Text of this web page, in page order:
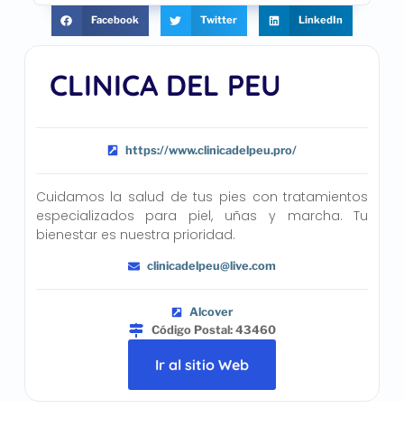
CLINICA DEL PEU
https://www.clinicadelpeu.pro/
Cuidamos la salud de tus pies con tratamientos
especializados para piel, uñas y marcha. Tu
bienestar es nuestra prioridad.
clinicadelpeu@live.com
Alcover
Código Postal: 43460
Ir al sitio Web
Facebook Twitter LinkedIn